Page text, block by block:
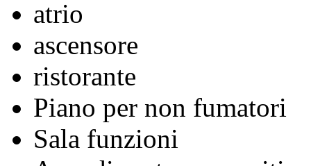
atrio
ascensore
ristorante
Piano per non fumatori
Sala funzioni